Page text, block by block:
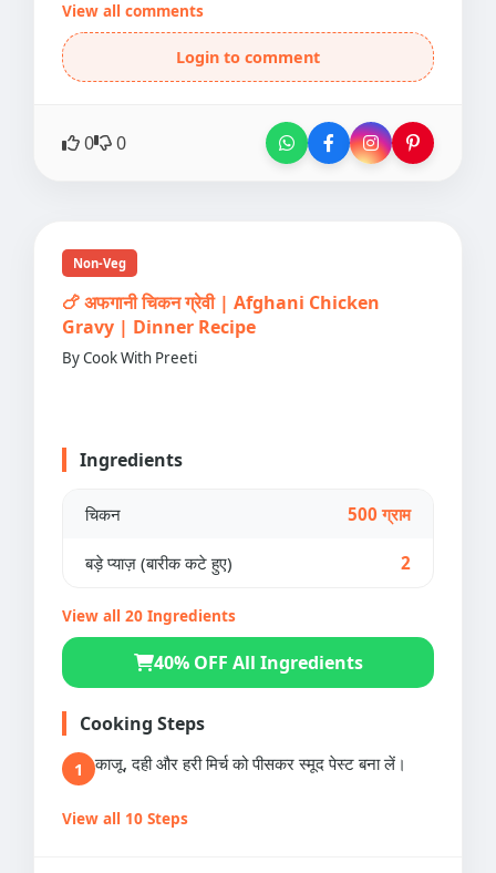
View all comments
Login to comment
0 0
Non-Veg
🍗 अफगानी चिकन ग्रेवी | Afghani Chicken
Gravy | Dinner Recipe
By Cook With Preeti
Ingredients
चिकन 500 ग्राम
बड़े प्याज़ (बारीक कटे हुए) 2
View all 20 Ingredients
40% OFF All Ingredients
Cooking Steps
1 काजू, दही और हरी मिर्च को पीसकर स्मूद पेस्ट बना लें।
View all 10 Steps